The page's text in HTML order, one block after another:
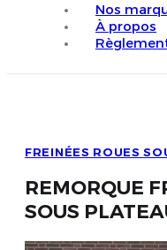
Nos
À propos
FREINÉES ROUES
REMORQUE
SOUS